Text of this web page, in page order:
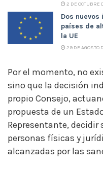
2 DE OCTUBRE
Dos
países de
la UE
29 DE AGOSTO
Por el momento, no
sino que la decisión
propio Consejo,
propuesta de un
Representante, decidir
personas físicas y
alcanzadas por las